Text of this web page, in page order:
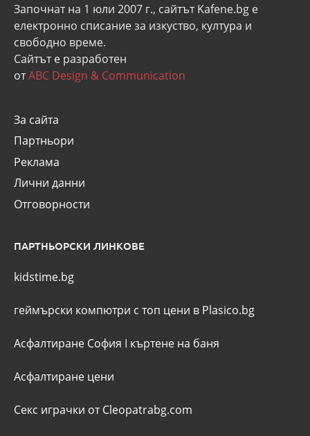
Започнат на 1 юли 2007 г., сайтът Kafene.bg e
eлектронно списание за изкуство, култура и
свободно време.
Сайтът е разработен
отABC Design & Communication
За сайта
Партньори
Реклама
Лични данни
Отговорности
ПАРТНЬОРСКИ ЛИНКОВЕ
kidstime.bg
геймърски компютри с топ цени в Plasico.bg
Асфалтиране София I къртене на баня
Асфалтиране цени
Секс играчки от Cleopatrabg.com